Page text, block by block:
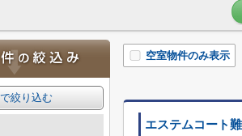
空室物件のみ表示
エステムコート
絞り込む